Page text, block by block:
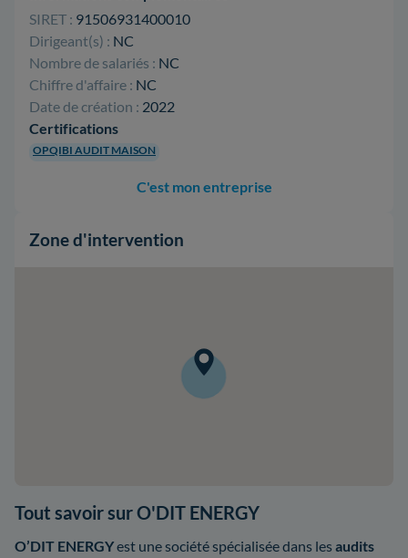
SIRET : 91506931400010
Dirigeant(s) : NC
Nombre de salariés : NC
Chiffre d'affaire : NC
Date de création : 2022
Certifications
OPQIBI AUDIT MAISON
C'est mon entreprise
Zone d'intervention
Tout savoir sur O'DIT ENERGY
O’DIT ENERGYest une société spécialisée dans les audits